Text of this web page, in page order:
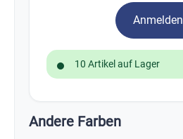
Anmelden
10 Artikel auf Lager
Andere Farben